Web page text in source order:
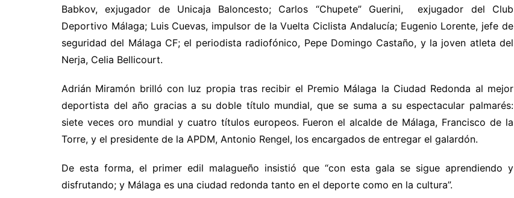
Babkov, exjugador de Unicaja Baloncesto; Carlos “Chupete” Guerini, exjugador del Club
Deportivo Málaga; Luis Cuevas, impulsor de la Vuelta Ciclista Andalucía; Eugenio Lorente, jefe de
seguridad del Málaga CF; el periodista radiofónico, Pepe Domingo Castaño, y la joven atleta del
Nerja, Celia Bellicourt.
Adrián Miramón brilló con luz propia tras recibir el Premio Málaga la Ciudad Redonda al mejor
deportista del año gracias a su doble título mundial, que se suma a su espectacular palmarés:
siete veces oro mundial y cuatro títulos europeos. Fueron el alcalde de Málaga, Francisco de la
Torre, y el presidente de la APDM, Antonio Rengel, los encargados de entregar el galardón.
De esta forma, el primer edil malagueño insistió que “con esta gala se sigue aprendiendo y
disfrutando; y Málaga es una ciudad redonda tanto en el deporte como en la cultura”.